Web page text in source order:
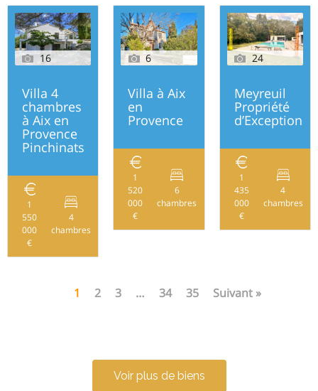
16
Villa 4
chambres
à Aix en
Provence
Pinchinats
1
550
000
€
4
chambres
6
Villa à Aix
en
Provence
1
520
000
€
6
chambres
24
Meyreuil
Propriété
d’Exception
1
435
000
€
4
chambres
1 2 3 … 34 35 Suivant »
Voir plus de biens